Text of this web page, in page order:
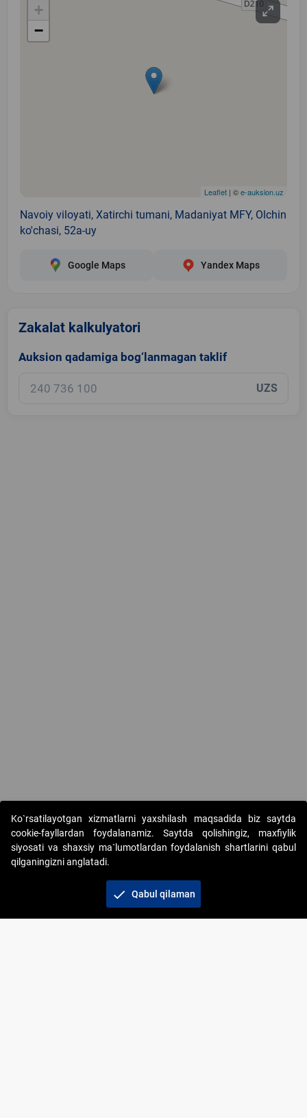
+
−
Leaflet | ©e-auksion.uz
Navoiy viloyati, Xatirchi tumani, Madaniyat MFY, Olchin
ko'chasi, 52a-uy
Google Maps Yandex Maps
Zakalat kalkulyatori
Auksion qadamiga bog‘lanmagan taklif
UZS
Copyright © 2017-2026. "Elektron onlayn-auksionlarni
tashkil etish" AJ. Barcha huquqlar himoyalangan
Ko`rsatilayotgan xizmatlarni yaxshilash maqsadida biz saytda
cookie-fayllardan foydalanamiz. Saytda qolishingiz, maxfiylik
siyosati va shaxsiy ma`lumotlardan foydalanish shartlarini qabul
qilganingizni anglatadi.
check Qabul qilaman